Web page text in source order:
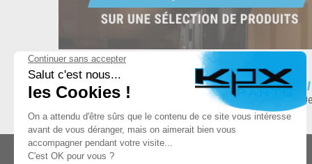
ESPACE DE STOCKAGE
8.500 produits en stock